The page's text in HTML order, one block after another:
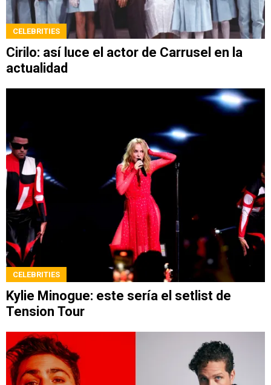
CELEBRITIES
Cirilo: así luce el actor de Carrusel en la
actualidad
CELEBRITIES
Kylie Minogue: este sería el setlist de
Tension Tour